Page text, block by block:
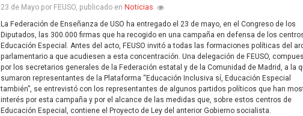
23 de Mayo por FEUSO, publicado en Noticias
La Federación de Enseñanza de USO ha entregado el 23 de mayo, en el Congreso de los
Diputados, las 300.000 firmas que ha recogido en una campaña en defensa de los
Educación Especial. Antes del acto, FEUSO invitó a todas las formaciones políticas del
parlamentario a que acudiesen a esta concentración. Una delegación de FEUSO,
por los secretarios generales de la Federación estatal y de la Comunidad de Madrid, a la
sumaron representantes de la Plataforma “Educación Inclusiva sí, Educación Especial
también”, se entrevistó con los representantes de algunos partidos políticos que han
interés por esta campaña y por el alcance de las medidas que, sobre estos centros de
Educación Especial, contiene el Proyecto de Ley del anterior Gobierno socialista.